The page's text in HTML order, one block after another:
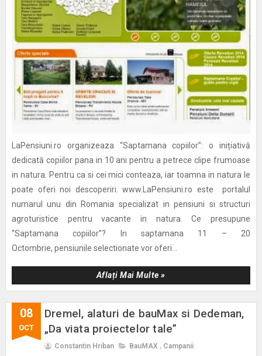
LaPensiuni.ro organizeaza “Saptamana copiilor”: o inițiativă
dedicată copiilor pana in 10 ani pentru a petrece clipe frumoase
in natura. Pentru ca si cei mici conteaza, iar toamna in natura le
poate oferi noi descoperiri. www.LaPensiuni.ro este portalul
numarul unu din Romania specializat in pensiuni si structuri
agroturistice pentru vacante in natura. Ce presupune
“Saptamana copiilor”? In saptamana 11 – 20
Octombrie, pensiunile selectionate vor oferi...
Aflați Mai Multe »
08
OCT
Dremel, alaturi de bauMax si Dedeman,
„Da viata proiectelor tale”
Constantin Hriban BauMAX , Campanii